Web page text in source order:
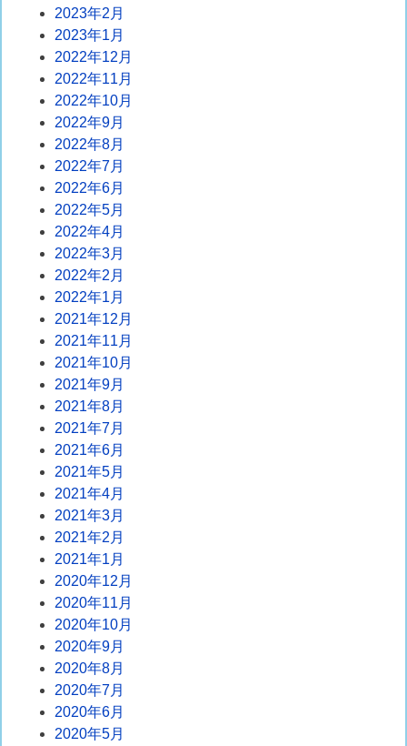
2023年2月
2023年1月
2022年12月
2022年11月
2022年10月
2022年9月
2022年8月
2022年7月
2022年6月
2022年5月
2022年4月
2022年3月
2022年2月
2022年1月
2021年12月
2021年11月
2021年10月
2021年9月
2021年8月
2021年7月
2021年6月
2021年5月
2021年4月
2021年3月
2021年2月
2021年1月
2020年12月
2020年11月
2020年10月
2020年9月
2020年8月
2020年7月
2020年6月
2020年5月